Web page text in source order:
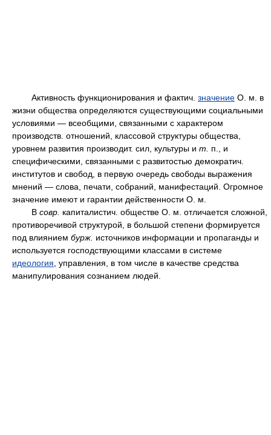
Активность функционирования и фактич. значение О. м. в
жизни общества определяются существующими социальными
условиями — всеобщими, связанными с характером
производств. отношений, классовой структуры общества,
уровнем развития производит. сил, культуры и т.
п., и
специфическими, связанными с развитостью демократич.
институтов и свобод, в первую очередь свободы выражения
мнений — слова, печати, собраний, манифестаций. Огромное
значение имеют и гарантии действенности О. м.
В совр. капиталистич. обществе О. м. отличается сложной,
противоречивой структурой, в большой степени формируется
под влиянием бурж. источников информации и пропаганды и
используется господствующими классами в системе
идеология , управления, в том числе в качестве средства
манипулирования сознанием людей.